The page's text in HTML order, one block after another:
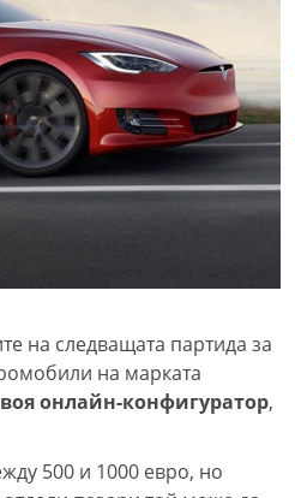
на следващата партида за
на марката
онлайн-конфигуратор,
500 и 1000 евро, но